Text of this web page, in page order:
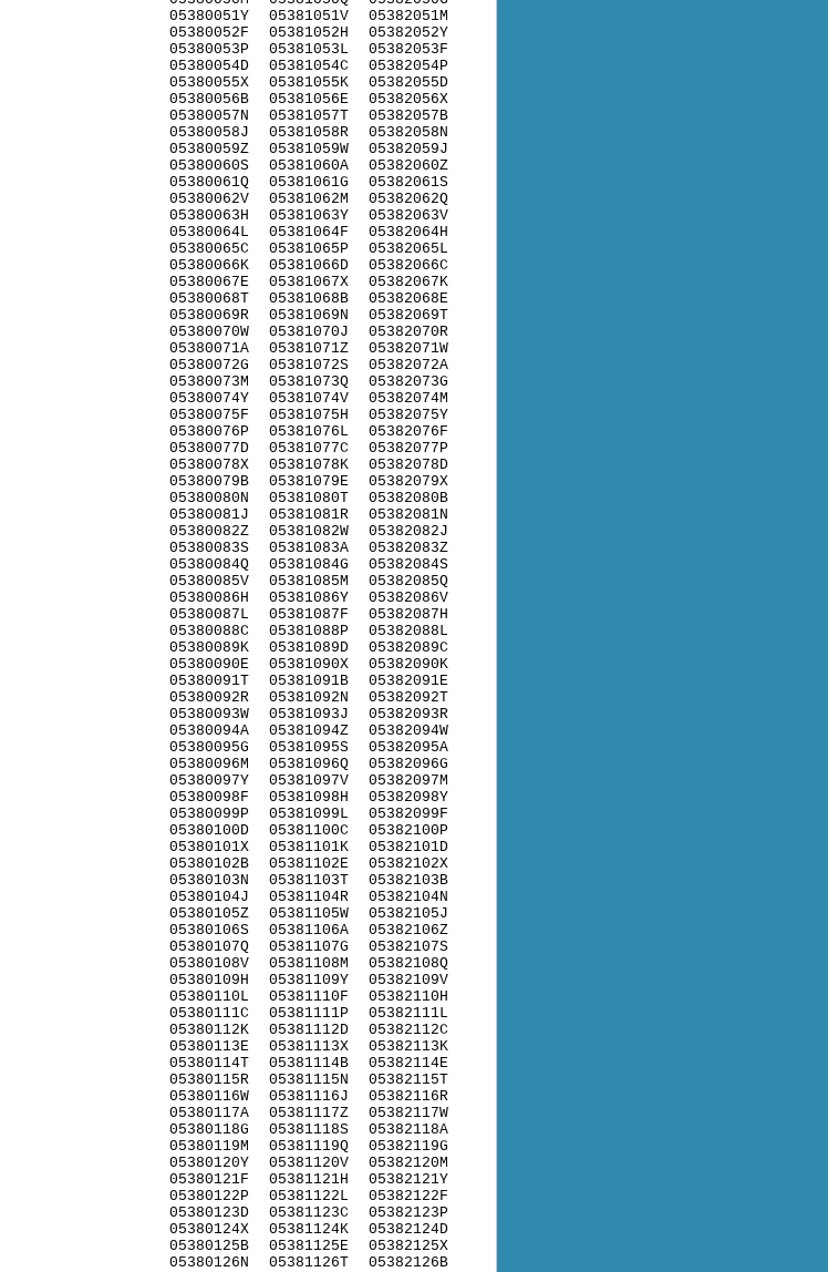
05380051Y
05380052F
05380053P
05380054D
05380055X
05380056B
05380057N
05380058J
05380059Z
05380060S
05380061Q
05380062V
05380063H
05380064L
05380065C
05380066K
05380067E
05380068T
05380069R
05380070W
05380071A
05380072G
05380073M
05380074Y
05380075F
05380076P
05380077D
05380078X
05380079B
05380080N
05380081J
05380082Z
05380083S
05380084Q
05380085V
05380086H
05380087L
05380088C
05380089K
05380090E
05380091T
05380092R
05380093W
05380094A
05380095G
05380096M
05380097Y
05380098F
05380099P
05380100D
05380101X
05380102B
05380103N
05380104J
05380105Z
05380106S
05380107Q
05380108V
05380109H
05380110L
05380111C
05380112K
05380113E
05380114T
05380115R
05380116W
05380117A
05380118G
05380119M
05380120Y
05380121F
05380122P
05380123D
05380124X
05380125B
05380126N
05381051V
05381052H
05381053L
05381054C
05381055K
05381056E
05381057T
05381058R
05381059W
05381060A
05381061G
05381062M
05381063Y
05381064F
05381065P
05381066D
05381067X
05381068B
05381069N
05381070J
05381071Z
05381072S
05381073Q
05381074V
05381075H
05381076L
05381077C
05381078K
05381079E
05381080T
05381081R
05381082W
05381083A
05381084G
05381085M
05381086Y
05381087F
05381088P
05381089D
05381090X
05381091B
05381092N
05381093J
05381094Z
05381095S
05381096Q
05381097V
05381098H
05381099L
05381100C
05381101K
05381102E
05381103T
05381104R
05381105W
05381106A
05381107G
05381108M
05381109Y
05381110F
05381111P
05381112D
05381113X
05381114B
05381115N
05381116J
05381117Z
05381118S
05381119Q
05381120V
05381121H
05381122L
05381123C
05381124K
05381125E
05381126T
05382051M
05382052Y
05382053F
05382054P
05382055D
05382056X
05382057B
05382058N
05382059J
05382060Z
05382061S
05382062Q
05382063V
05382064H
05382065L
05382066C
05382067K
05382068E
05382069T
05382070R
05382071W
05382072A
05382073G
05382074M
05382075Y
05382076F
05382077P
05382078D
05382079X
05382080B
05382081N
05382082J
05382083Z
05382084S
05382085Q
05382086V
05382087H
05382088L
05382089C
05382090K
05382091E
05382092T
05382093R
05382094W
05382095A
05382096G
05382097M
05382098Y
05382099F
05382100P
05382101D
05382102X
05382103B
05382104N
05382105J
05382106Z
05382107S
05382108Q
05382109V
05382110H
05382111L
05382112C
05382113K
05382114E
05382115T
05382116R
05382117W
05382118A
05382119G
05382120M
05382121Y
05382122F
05382123P
05382124D
05382125X
05382126B